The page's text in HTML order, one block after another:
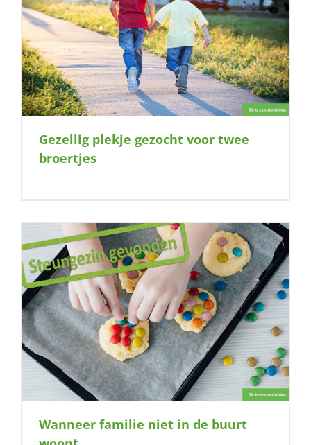
Gezellig plekje gezocht voor twee
broertjes
Wanneer familie niet in de buurt